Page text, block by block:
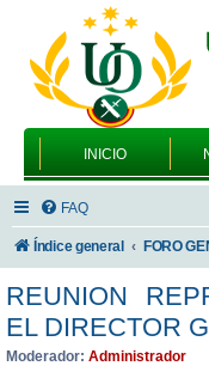
INICIO
FAQ
Índice general
REUNION
EL DIRECTOR
Moderador: Administrador